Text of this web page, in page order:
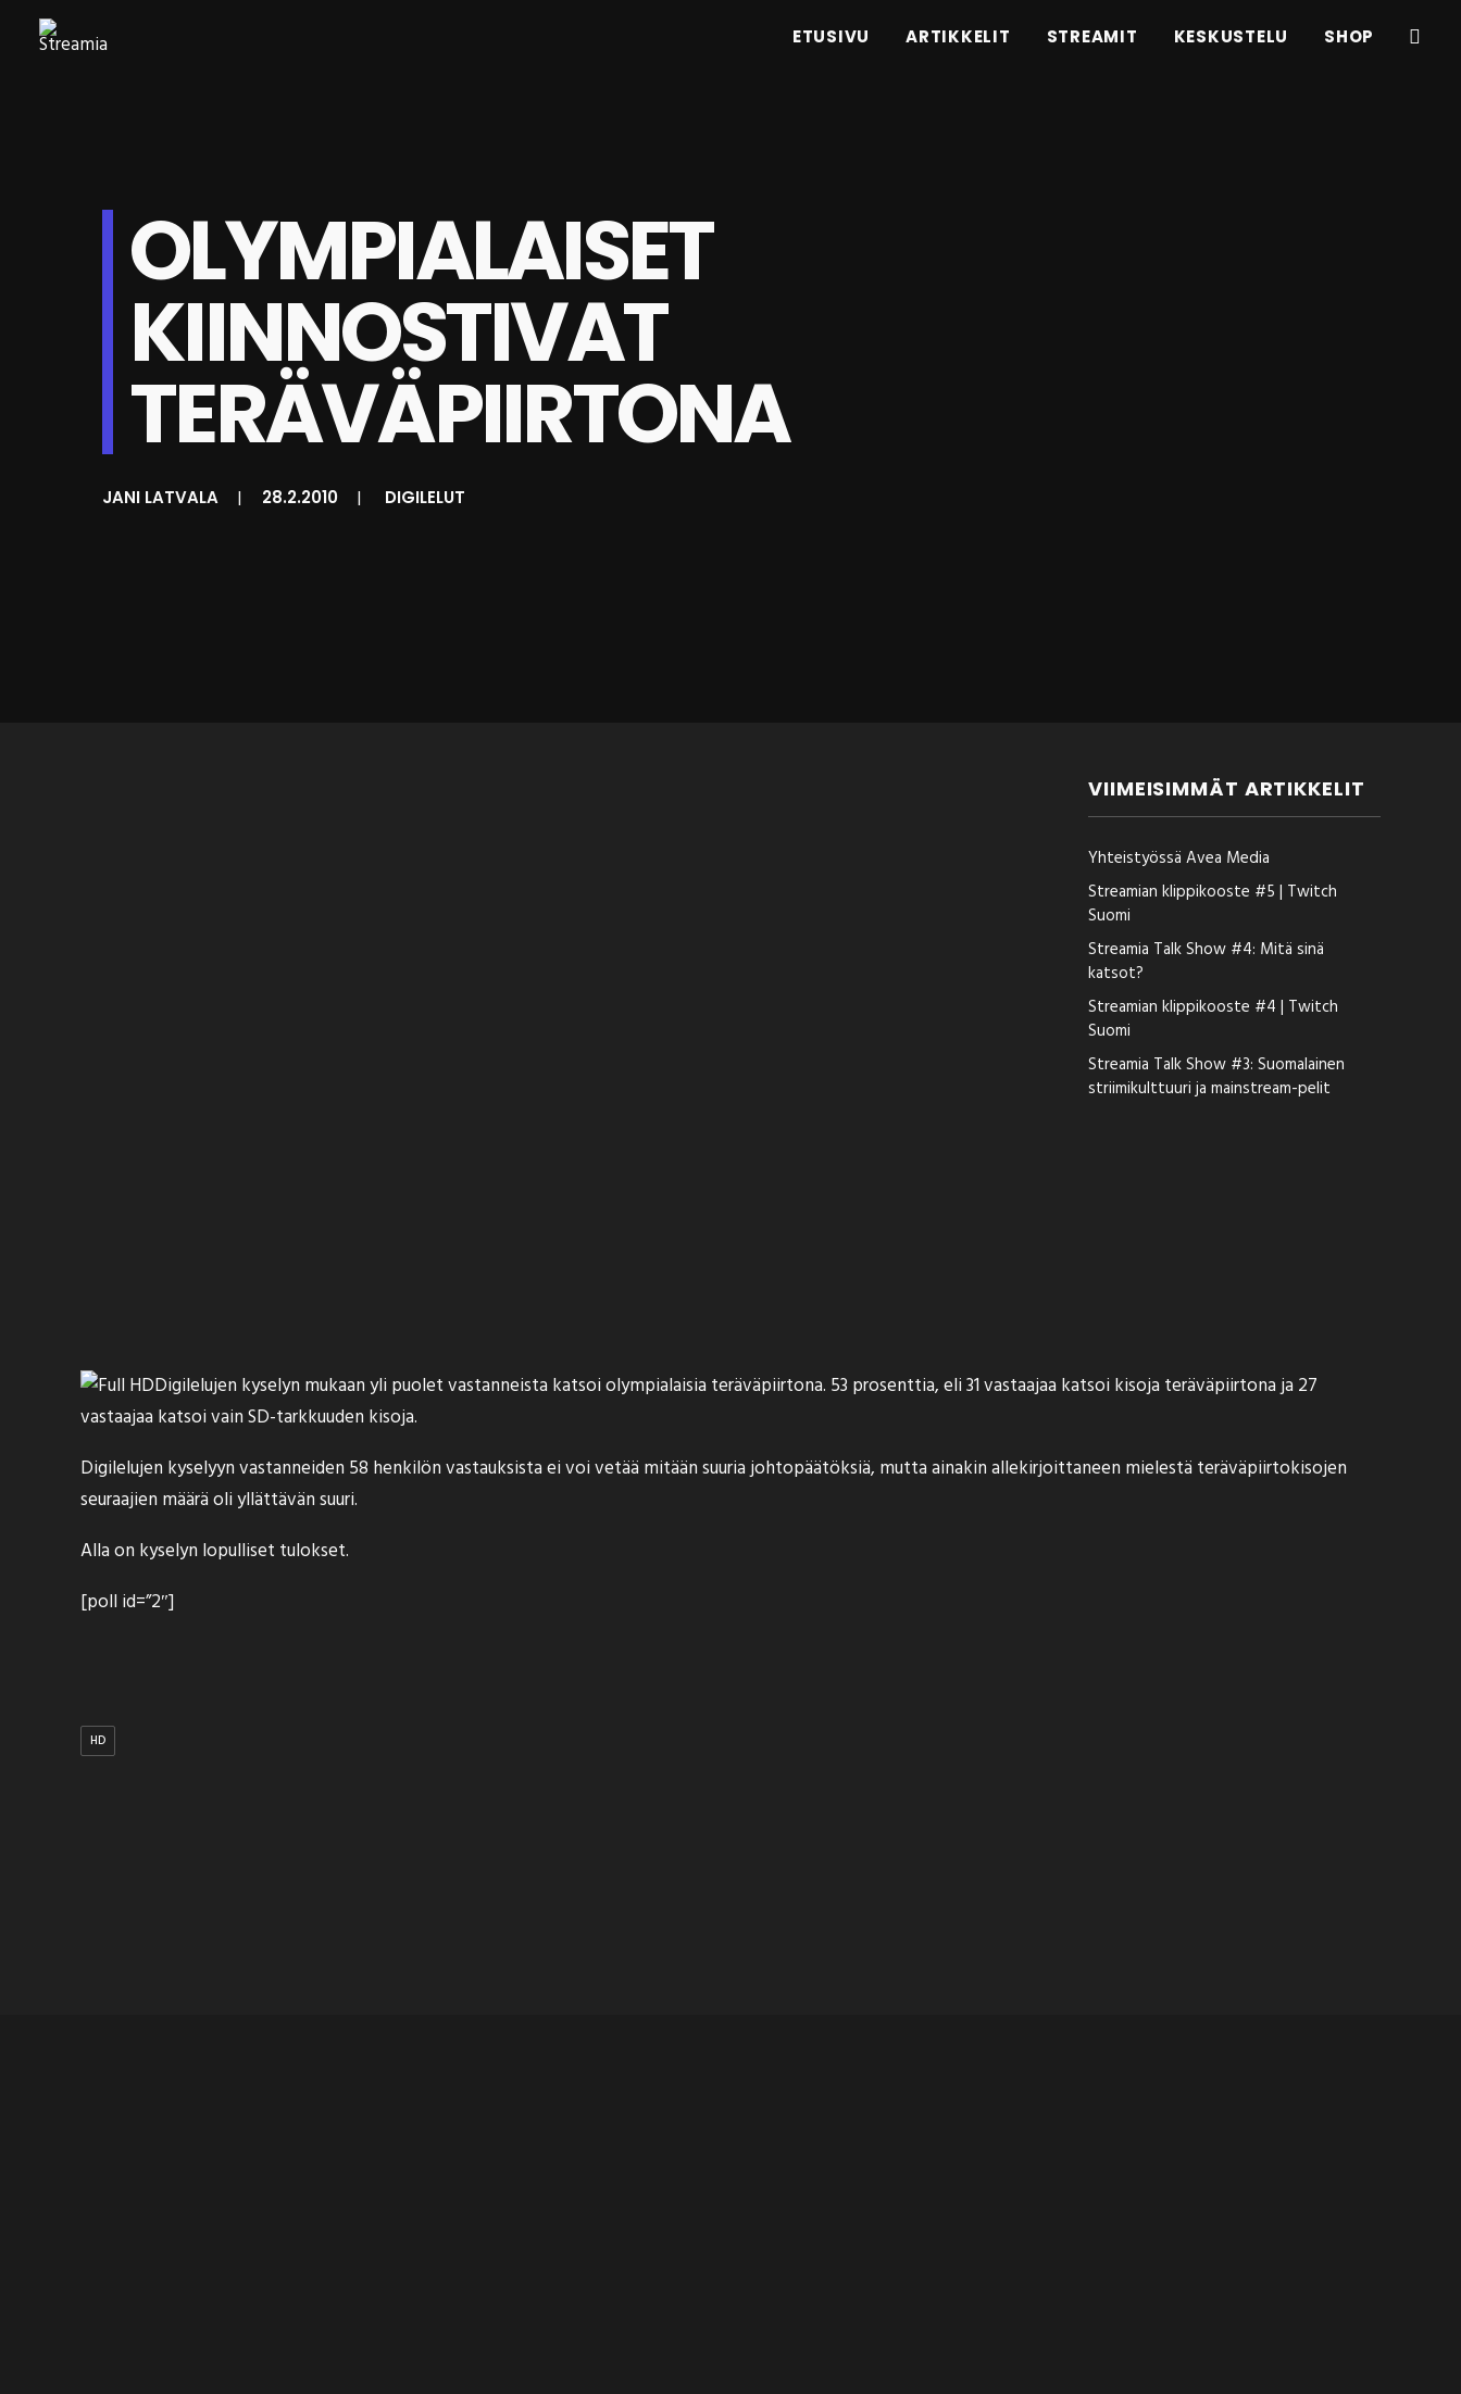
ETUSIVU ARTIKKELIT STREAMIT KESKUSTELU SHOP
OLYMPIALAISET
KIINNOSTIVAT
TERÄVÄPIIRTONA
JANI LATVALA | 28.2.2010 | DIGILELUT
VIIMEISIMMÄT ARTIKKELIT
Yhteistyössä Avea Media
Streamian klippikooste #5 | Twitch
Suomi
Streamia Talk Show #4: Mitä sinä
katsot?
Streamian klippikooste #4 | Twitch
Suomi
Streamia Talk Show #3: Suomalainen
striimikulttuuri ja mainstream-pelit
Digilelujen kyselyn mukaan yli puolet vastanneista katsoi olympialaisia teräväpiirtona. 53 prosenttia, eli 31 vastaajaa katsoi kisoja teräväpiirtona ja 27
vastaajaa katsoi vain SD-tarkkuuden kisoja.
Digilelujen kyselyyn vastanneiden 58 henkilön vastauksista ei voi vetää mitään suuria johtopäätöksiä, mutta ainakin allekirjoittaneen mielestä teräväpiirtokisojen
seuraajien määrä oli yllättävän suuri.
Alla on kyselyn lopulliset tulokset.
[poll id=”2″]
HD